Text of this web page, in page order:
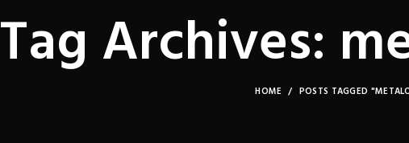
Tag Archives:
HOME POSTS TAGGED